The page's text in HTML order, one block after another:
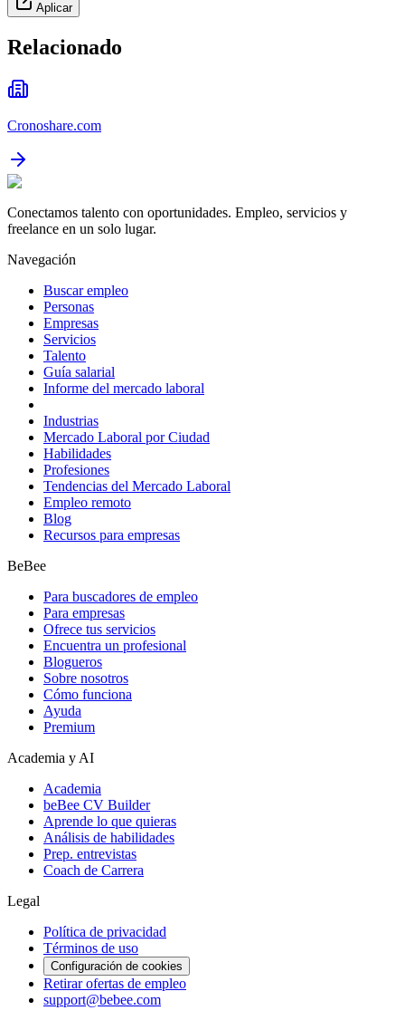
Aplicar
Relacionado
Cronoshare.com
Conectamos talento con oportunidades. Empleo, servicios y
freelance en un solo lugar.
Navegación
Buscar empleo
Personas
Empresas
Servicios
Talento
Guía salarial
Informe del mercado laboral
Industrias
Mercado Laboral por Ciudad
Habilidades
Profesiones
Tendencias del Mercado Laboral
Empleo remoto
Blog
Recursos para empresas
BeBee
Para buscadores de empleo
Para empresas
Ofrece tus servicios
Encuentra un profesional
Blogueros
Sobre nosotros
Cómo funciona
Ayuda
Premium
Academia y AI
Academia
beBee CV Builder
Aprende lo que quieras
Análisis de habilidades
Prep. entrevistas
Coach de Carrera
Legal
Política de privacidad
Términos de uso
Configuración de cookies
Retirar ofertas de empleo
support@bebee.com